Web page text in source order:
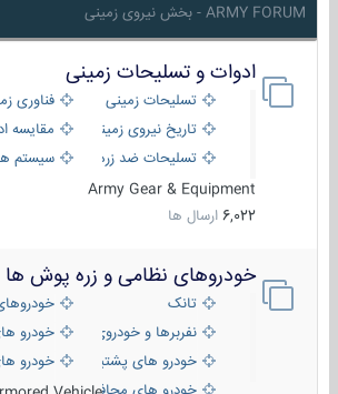
ARMY FORUM - بخش نیروی زمینی
ادوات و تسلیحات زمینی
تسلیحات زمینی
فناوری
تاریخ نیروی زمینی
مقایسه
تسلیحات ضد زره
سیستم
Army Gear & Equipment
6,022 ارسال ها
خودروهای نظامی و زره پوش ها
تانک
خودروهای
نفربرها و خودروی های رزمی پیاده
خودرو های
خودرو های پشتیبانی آتش ،خودرو های